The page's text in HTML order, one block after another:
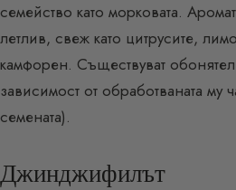
семейство като морковата.
летлив, свеж като цитрусите,
камфорен. Съществуват
зависимост от обработваната му
семената).
Джинджифилът